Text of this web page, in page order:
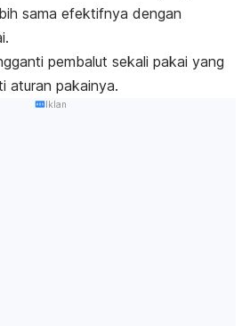
sama efektifnya dengan
pembalut sekali pakai yang
aturan pakainya.
Iklan